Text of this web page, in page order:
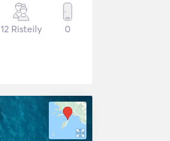
12 Risteily 0